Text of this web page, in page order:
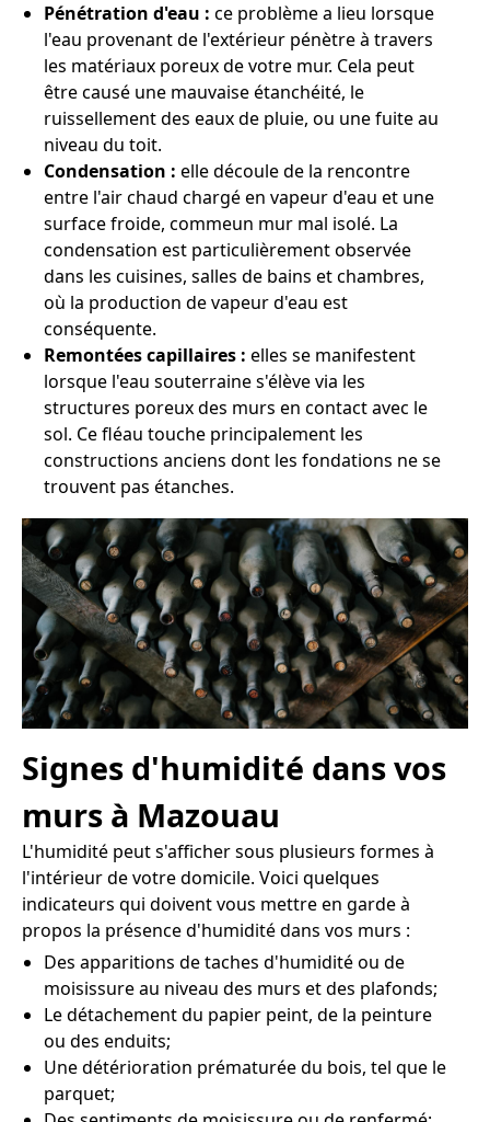
Pénétration d'eau : ce problème a lieu lorsque
l'eau provenant de l'extérieur pénètre à travers
les matériaux poreux de votre mur. Cela peut
être causé une mauvaise étanchéité, le
ruissellement des eaux de pluie, ou une fuite au
niveau du toit.
Condensation : elle découle de la rencontre
entre l'air chaud chargé en vapeur d'eau et une
surface froide, commeun mur mal isolé. La
condensation est particulièrement observée
dans les cuisines, salles de bains et chambres,
où la production de vapeur d'eau est
conséquente.
Remontées capillaires : elles se manifestent
lorsque l'eau souterraine s'élève via les
structures poreux des murs en contact avec le
sol. Ce fléau touche principalement les
constructions anciens dont les fondations ne se
trouvent pas étanches.
Signes d'humidité dans vos
murs à Mazouau
L'humidité peut s'afficher sous plusieurs formes à
l'intérieur de votre domicile. Voici quelques
indicateurs qui doivent vous mettre en garde à
propos la présence d'humidité dans vos murs :
Des apparitions de taches d'humidité ou de
moisissure au niveau des murs et des plafonds;
Le détachement du papier peint, de la peinture
ou des enduits;
Une détérioration prématurée du bois, tel que le
parquet;